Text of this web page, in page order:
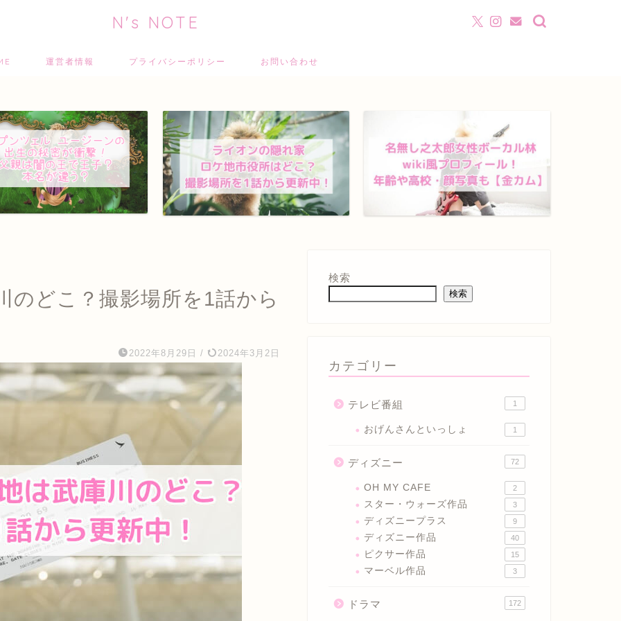
N's NOTE
運営者情報 プライバシーポリシー お問い合わせ
のどこ？撮影場所を1話から
2022年8月29日 / 2024年3月2日
検索
検索
カテゴリー
テレビ番組 1
おげんさんといっしょ 1
ディズニー 72
OH MY CAFE 2
スター・ウォーズ作品 3
ディズニープラス 9
ディズニー作品 40
ピクサー作品 15
マーベル作品 3
ドラマ 172